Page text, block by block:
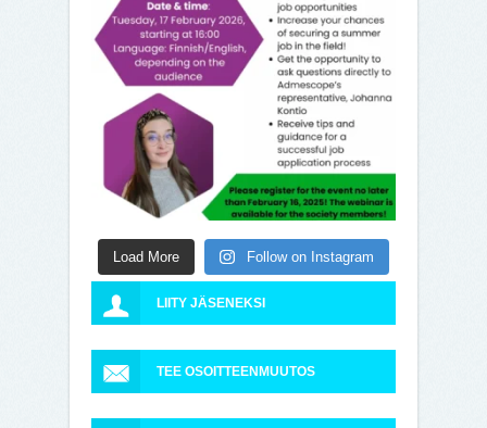
Load More Follow on Instagram
LIITY JÄSENEKSI
TEE OSOITTEENMUUTOS